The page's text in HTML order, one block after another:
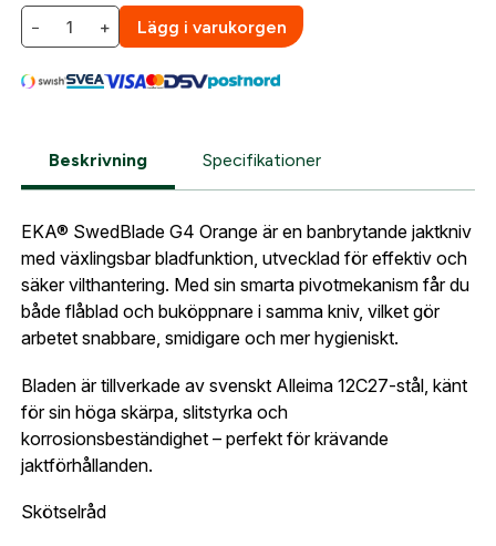
− + Lägg i varukorgen
Beskrivning Specifikationer
EKA® SwedBlade G4 Orange är en banbrytande jaktkniv
med växlingsbar bladfunktion, utvecklad för effektiv och
säker vilthantering. Med sin smarta pivotmekanism får du
både flåblad och buköppnare i samma kniv, vilket gör
arbetet snabbare, smidigare och mer hygieniskt.
Bladen är tillverkade av svenskt Alleima 12C27-stål, känt
för sin höga skärpa, slitstyrka och
korrosionsbeständighet – perfekt för krävande
jaktförhållanden.
Skötselråd
automatiskt enligt dina inställningar.
E-postadress:*
Lösenord:*
Glömt lösenord?
Skapa konto och handla enklare
Är du företag eller förening?Med ett eget
konto hos oss får du snabbare utcheckning,
uppgifter.
Leverans & fakturaadress
Gatuadress:*
Postnummer: *
Ort:*
Telefon:*
Land:*
sortiment.
E-post adress
Jag godkänner att mina uppgifter sparas enligt
integritetspolicyn.
Bevaka